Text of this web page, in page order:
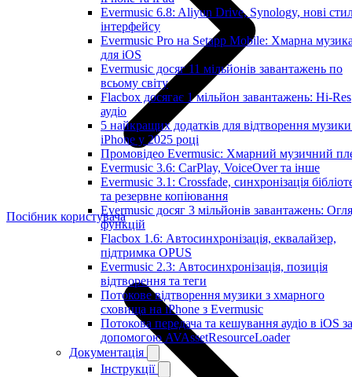
Evermusic 6.8: Aliyun Drive, Synology, нові
інтерфейсу
Evermusic Pro на Setapp Mobile: Хмарна
для iOS
Evermusic досяг 11 мільйонів завантажень по
всьому світу
Flacbox досягає 1 мільйон завантажень: Hi-Res
аудіо
5 найкращих додатків для відтворення
iPhone у 2025 році
Промовідео Evermusic: Хмарний музичний
Evermusic 3.6: CarPlay, VoiceOver та інше
Evermusic 3.1: Crossfade, синхронізація
та резервне копіювання
Evermusic досяг 3 мільйонів завантажень:
функцій
Flacbox 1.6: Автосинхронізація, еквалайзер,
підтримка OPUS
Evermusic 2.3: Автосинхронізація, позиція
відтворення та теги
Потокове відтворення музики з хмарного
сховища на iPhone з Evermusic
Потокова передача та кешування аудіо в iOS за
допомогою AVAssetResourceLoader
Документація
Інструкції
Посібник користувача